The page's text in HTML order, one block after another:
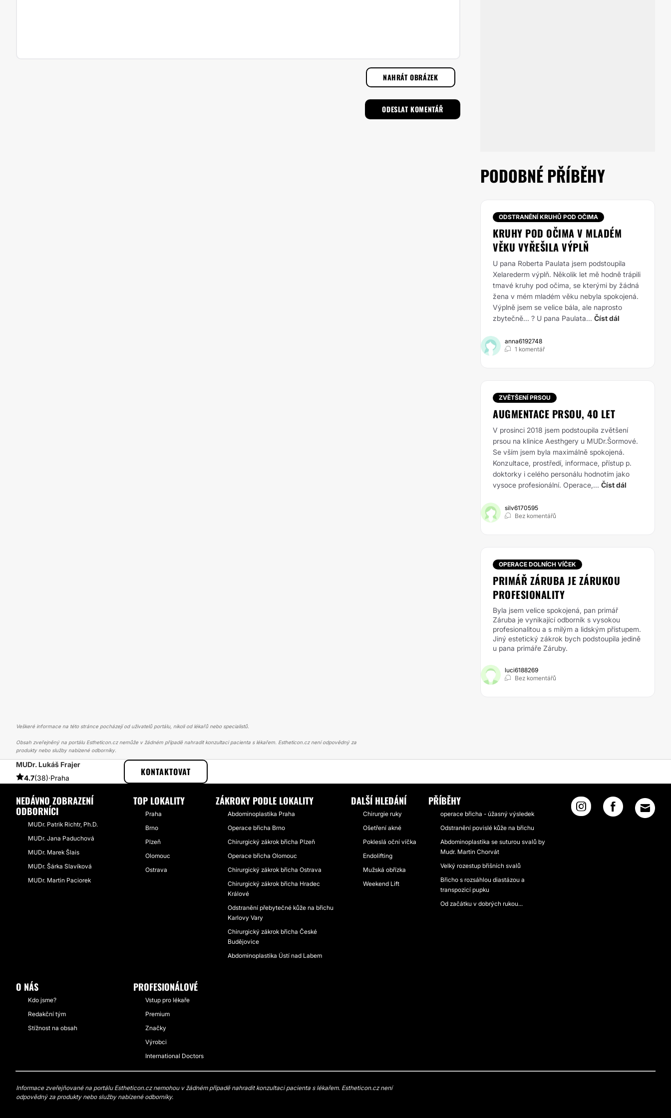
NAHRÁT OBRÁZEK
PODOBNÉ PŘÍBĚHY
ODSTRANĚNÍ KRUHŮ POD OČIMA
KRUHY POD OČIMA V MLADÉM
VĚKU VYŘEŠILA VÝPLŇ
U pana Roberta Paulata jsem podstoupila
Xelarederm výplň. Několik let mě hodně trápili
tmavé kruhy pod očima, se kterými by žádná
žena v mém mladém věku nebyla spokojená.
Výplně jsem se velice bála, ale naprosto
zbytečně... ? U pana Paulata... Číst dál
anna6192748
1 komentář
ZVĚTŠENÍ PRSOU
AUGMENTACE PRSOU, 40 LET
V prosinci 2018 jsem podstoupila zvětšení
prsou na klinice Aesthgery u MUDr.Šormové.
Se vším jsem byla maximálně spokojená.
Konzultace, prostředí, informace, přístup p.
doktorky i celého personálu hodnotím jako
vysoce profesionální. Operace,... Číst dál
silv6170595
Bez komentářů
OPERACE DOLNÍCH VÍČEK
PRIMÁŘ ZÁRUBA JE ZÁRUKOU
PROFESIONALITY
Byla jsem velice spokojená, pan primář
Záruba je vynikající odborník s vysokou
profesionalitou a s milým a lidským přístupem.
Jiný estetický zákrok bych podstoupila jedině
u pana primáře Záruby.
luci6188269
Bez komentářů
Veškeré informace na této stránce pocházejí od uživatelů portálu, nikoli od lékařů nebo specialistů.
Obsah zveřejněný na portálu Estheticon.cz nemůže v žádném případě nahradit konzultaci pacienta s lékařem. Estheticon.cz není odpovědný za
produkty nebo služby nabízené odborníky.
MUDr. Lukáš Frajer
4.7(38)·Praha
KONTAKTOVAT
ESTHETICON PŘÍBĚHY PŘÍBĚHY TÝKAJÍCÍ SE ZÁKROKU ABDOMINOPLASTIKA
NEDÁVNO ZOBRAZENÍ
ODBORNÍCI
MUDr. Patrik Richtr, Ph.D.
MUDr. Jana Paduchová
MUDr. Marek Šlais
MUDr. Šárka Slavíková
MUDr. Martin Paciorek
TOP LOKALITY
Praha
Brno
Plzeň
Olomouc
Ostrava
ZÁKROKY PODLE LOKALITY
Abdominoplastika Praha
Operace břicha Brno
Chirurgický zákrok břicha Plzeň
Operace břicha Olomouc
Chirurgický zákrok břicha Ostrava
Chirurgický zákrok břicha Hradec
Králové
Odstranění přebytečné kůže na břichu
Karlovy Vary
Chirurgický zákrok břicha České
Budějovice
Abdominoplastika Ústí nad Labem
DALŠÍ HLEDÁNÍ
Chirurgie ruky
Ošetření akné
Pokleslá oční víčka
Endolifting
Mužská obřízka
Weekend Lift
PŘÍBĚHY
operace břicha - úžasný výsledek
Odstranění povislé kůže na břichu
Abdominoplastika se suturou svalů by
Mudr. Martin Chorvát
Velký rozestup břišních svalů
Břicho s rozsáhlou diastázou a
transpozicí pupku
Od začátku v dobrých rukou...
O NÁS
Kdo jsme?
Redakční tým
Stížnost na obsah
PROFESIONÁLOVÉ
Vstup pro lékaře
Premium
Značky
Výrobci
International Doctors
Informace zveřejňované na portálu Estheticon.cz nemohou v žádném případě nahradit konzultaci pacienta s lékařem. Estheticon.cz není
odpovědný za produkty nebo služby nabízené odborníky.